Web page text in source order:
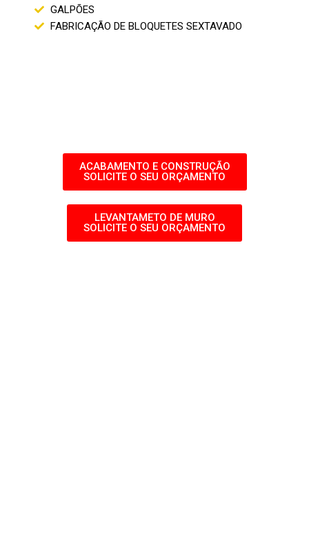
GALPÕES
FABRICAÇÃO DE BLOQUETES SEXTAVADO
ACABAMENTO E CONSTRUÇÃO
SOLICITE O SEU ORÇAMENTO
LEVANTAMETO DE MURO
SOLICITE O SEU ORÇAMENTO